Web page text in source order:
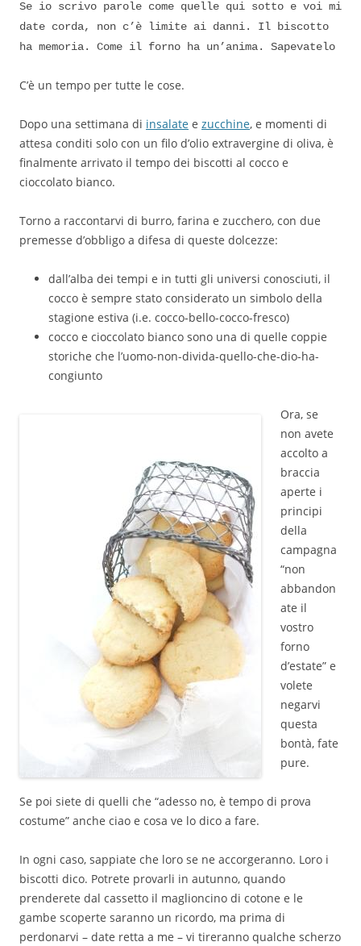
Se io scrivo parole come quelle qui sotto e voi mi
date corda, non c’è limite ai danni. Il biscotto
ha memoria. Come il forno ha un’anima. Sapevatelo
C’è un tempo per tutte le cose.
Dopo una settimana di insalate e zucchine, e momenti di
attesa conditi solo con un filo d’olio extravergine di oliva, è
finalmente arrivato il tempo dei biscotti al cocco e
cioccolato bianco.
Torno a raccontarvi di burro, farina e zucchero, con due
premesse d’obbligo a difesa di queste dolcezze:
dall’alba dei tempi e in tutti gli universi conosciuti, il
cocco è sempre stato considerato un simbolo della
stagione estiva (i.e. cocco-bello-cocco-fresco)
cocco e cioccolato bianco sono una di quelle coppie
storiche che l’uomo-non-divida-quello-che-dio-ha-
congiunto
Ora, se
non avete
accolto a
braccia
aperte i
principi
della
campagna
“non
abbandon
ate il
vostro
forno
d’estate” e
volete
negarvi
questa
bontà, fate
pure.
Se poi siete di quelli che “adesso no, è tempo di prova
costume” anche ciao e cosa ve lo dico a fare.
In ogni caso, sappiate che loro se ne accorgeranno. Loro i
biscotti dico. Potrete provarli in autunno, quando
prenderete dal cassetto il maglioncino di cotone e le
gambe scoperte saranno un ricordo, ma prima di
perdonarvi – date retta a me – vi tireranno qualche scherzo